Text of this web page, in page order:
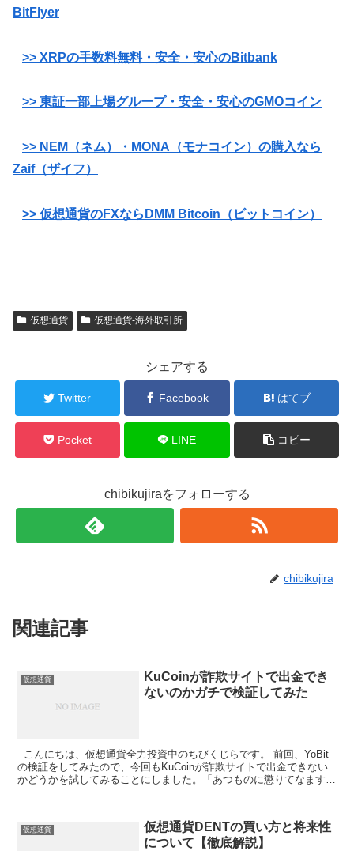
BitFlyer
>> XRPの手数料無料・安全・安心のBitbank
>> 東証一部上場グループ・安全・安心のGMOコイン
>> NEM（ネム）・MONA（モナコイン）の購入なら
Zaif（ザイフ）
>> 仮想通貨のFXならDMM Bitcoin（ビットコイン）
仮想通貨 仮想通貨-海外取引所
シェアする
Twitter Facebook はてブ
Pocket LINE コピー
chibikujiraをフォローする
chibikujira
関連記事
仮想通貨
KuCoinが詐欺サイトで出金でき
ないのかガチで検証してみた
こんにちは、仮想通貨全力投資中のちびくじらです。 前回、YoBit
の検証をしてみたので、今回もKuCoinが詐欺サイトで出金できない
かどうかを試してみることにしました。「あつものに懲りてなますを
仮想通貨
仮想通貨DENTの買い方と将来性
について【徹底解説】